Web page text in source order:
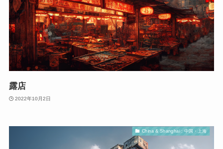
露店
2022年10月2日
China & Shanghai : 中国・上海